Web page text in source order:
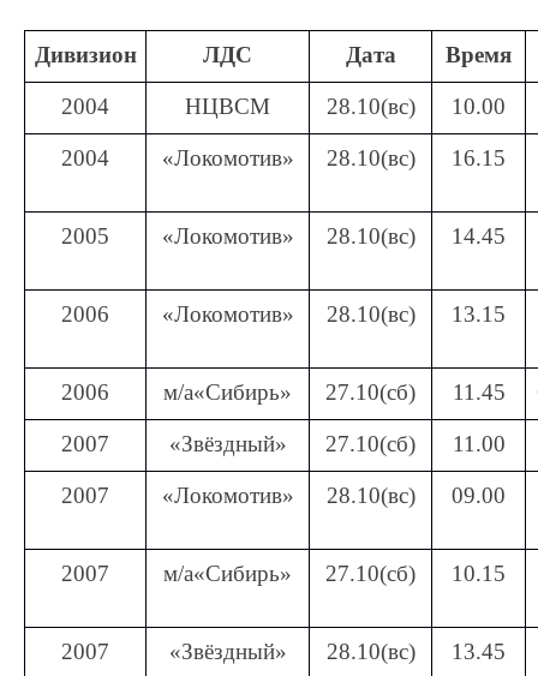
Дивизион ЛДС Дата Время
2004 НЦВСМ 28.10(вс) 10.00
2004 «Локомотив» 28.10(вс) 16.15
2005 «Локомотив» 28.10(вс) 14.45
2006 «Локомотив» 28.10(вс) 13.15
2006 м/а«Сибирь» 27.10(сб) 11.45
2007 «Звёздный» 27.10(сб) 11.00
2007 «Локомотив» 28.10(вс) 09.00
2007 м/а«Сибирь» 27.10(сб) 10.15
2007 «Звёздный» 28.10(вс) 13.45